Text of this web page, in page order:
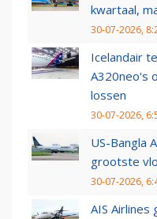
kwartaal,
30-07-2026,
Icelandair
A320neo's
lossen
30-07-2026,
US-Bangla
grootste
30-07-2026,
AIS